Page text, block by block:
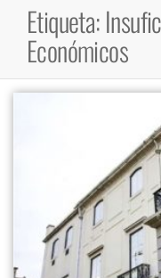
Etiqueta:
Económicos